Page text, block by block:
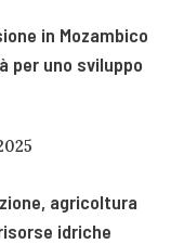
in Mozambico
per uno sviluppo
agricoltura
idriche